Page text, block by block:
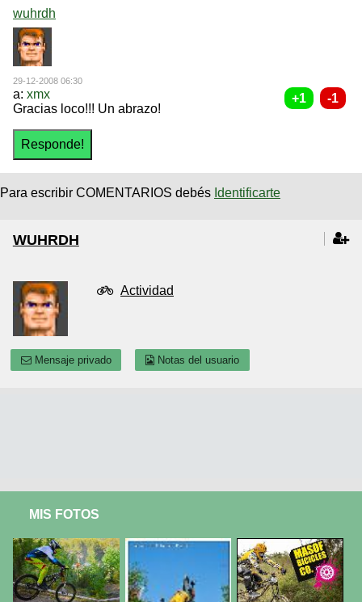
wuhrdh
29-12-2008 06:30
a: xmx
Gracias loco!!! Un abrazo!
Para escribir COMENTARIOS debés Identificarte
WUHRDH
Actividad
Mensaje privado Notas del usuario
MIS FOTOS